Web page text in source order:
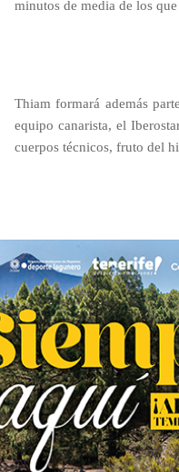
minutos de media de los
Thiam formará además
equipo canarista, el
cuerpos técnicos, fruto del